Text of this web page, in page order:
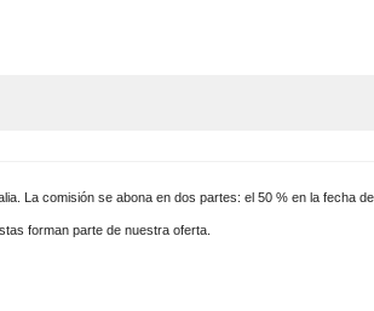
La comisión se abona en dos partes: el 50 % en la fecha
forman parte de nuestra oferta.